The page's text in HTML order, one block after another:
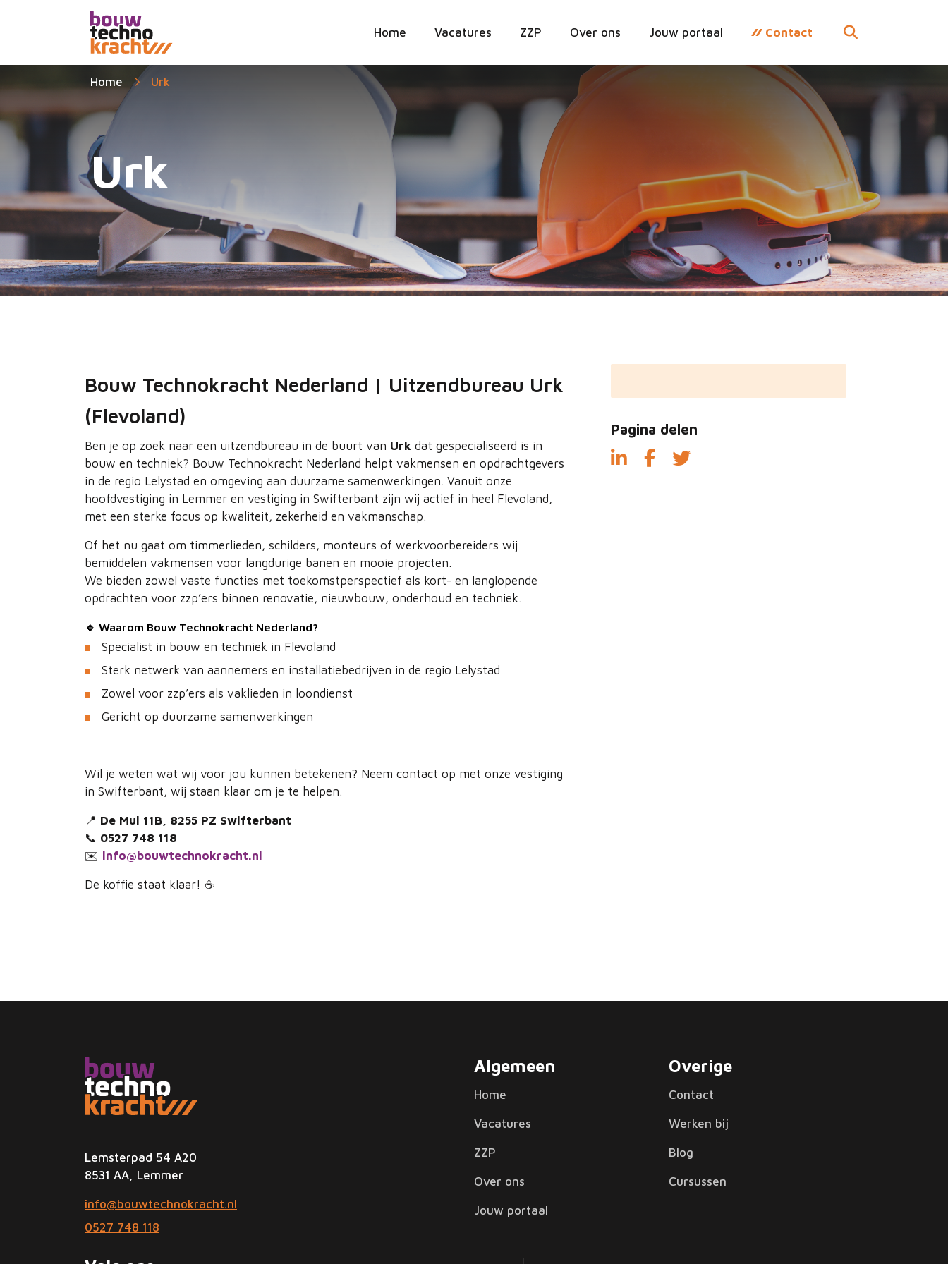
Home Vacatures ZZP Over ons Jouw portaal Contact
Home Urk
Urk
Bouw Technokracht Nederland | Uitzendbureau Urk
(Flevoland)
Ben je op zoek naar een uitzendbureau in de buurt van Urk dat gespecialiseerd is in
bouw en techniek? Bouw Technokracht Nederland helpt vakmensen en opdrachtgevers
in de regio Lelystad en omgeving aan duurzame samenwerkingen. Vanuit onze
hoofdvestiging in Lemmer en vestiging in Swifterbant zijn wij actief in heel Flevoland,
met een sterke focus op kwaliteit, zekerheid en vakmanschap.
Of het nu gaat om timmerlieden, schilders, monteurs of werkvoorbereiders wij
bemiddelen vakmensen voor langdurige banen en mooie projecten.
We bieden zowel vaste functies met toekomstperspectief als kort- en langlopende
opdrachten voor zzp’ers binnen renovatie, nieuwbouw, onderhoud en techniek.
🔹 Waarom Bouw Technokracht Nederland?
Specialist in bouw en techniek in Flevoland
Sterk netwerk van aannemers en installatiebedrijven in de regio Lelystad
Zowel voor zzp’ers als vaklieden in loondienst
Gericht op duurzame samenwerkingen
Wil je weten wat wij voor jou kunnen betekenen? Neem contact op met onze vestiging
in Swifterbant, wij staan klaar om je te helpen.
📍 De Mui 11B, 8255 PZ Swifterbant
📞 0527 748 118
✉️ info@bouwtechnokracht.nl
De koffie staat klaar! ☕
Pagina delen
Lemsterpad 54 A20
8531 AA, Lemmer
info@bouwtechnokracht.nl
0527 748 118
Algemeen
Home
Vacatures
ZZP
Over ons
Jouw portaal
Overige
Contact
Werken bij
Blog
Cursussen